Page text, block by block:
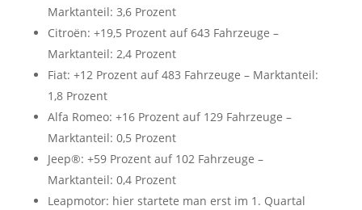
Marktanteil: 3,6 Prozent
Citroën: +19,5 Prozent auf 643 Fahrzeuge –
Marktanteil: 2,4 Prozent
Fiat: +12 Prozent auf 483 Fahrzeuge – Marktanteil:
1,8 Prozent
Alfa Romeo: +16 Prozent auf 129 Fahrzeuge –
Marktanteil: 0,5 Prozent
Jeep®: +59 Prozent auf 102 Fahrzeuge –
Marktanteil: 0,4 Prozent
Leapmotor: hier startete man erst im 1. Quartal